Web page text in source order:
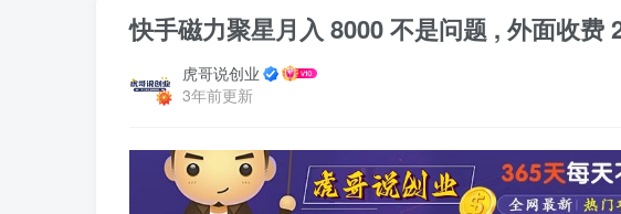
快手磁力聚星月入 8000 不是问题 , 外面收费
虎哥说创业
3年前更新